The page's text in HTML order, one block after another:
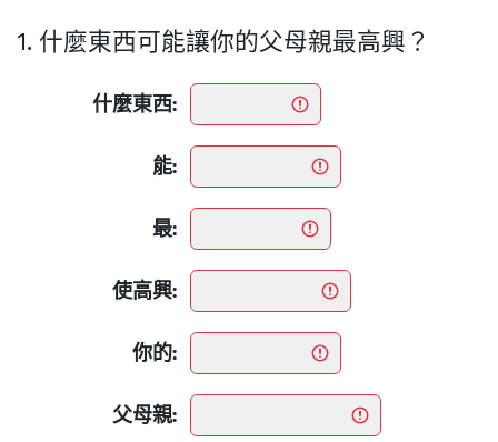
1. 什麼東西可能讓你的父母親最高興？
什麼東西:
能:
最:
使高興:
你的:
父母親: